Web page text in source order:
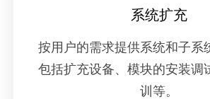
系统扩充
按用户的需求提供系统和子系
包括扩充设备、模块的安装调
训等。